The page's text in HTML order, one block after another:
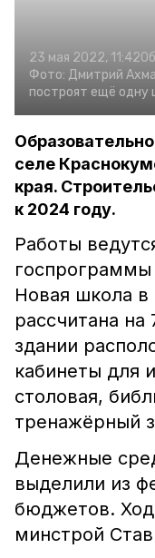
23 мая 2022, 11:42
Фото: Дмитрий
построят ещё одну
селе
края.
к 2024 году.
Работы
госпрограммы
Новая школа в
рассчитана
здании
кабинеты для
столовая,
тренажёрный
Денежные
выделили из
бюджетов. Ход
минстрой